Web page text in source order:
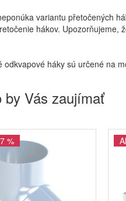
variantu přetočených
hákov. Upozorňujeme,
odkvapové háky sú určené na
by Vás zaujímať
%